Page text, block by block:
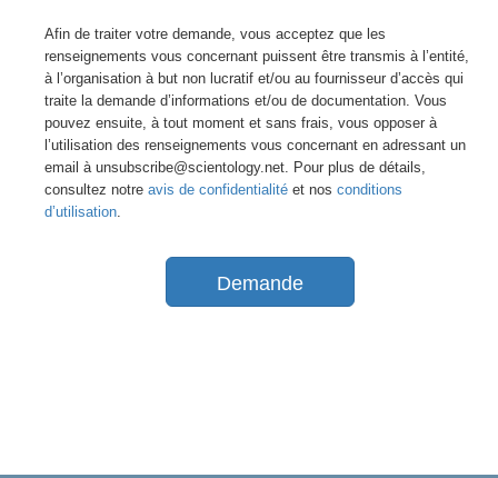
Afin de traiter votre demande, vous acceptez que les
renseignements vous concernant puissent être transmis à l’entité,
à l’organisation à but non lucratif et/ou au fournisseur d’accès qui
traite la demande d’informations et/ou de documentation. Vous
pouvez ensuite, à tout moment et sans frais, vous opposer à
l’utilisation des renseignements vous concernant en adressant un
email à unsubscribe@scientology.net. Pour plus de détails,
consultez notre avis de confidentialité et nos conditions
d’utilisation.
Demande